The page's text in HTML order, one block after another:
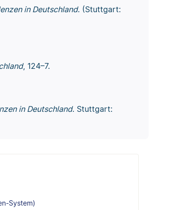
in Deutschland. (Stuttgart:
, 124–7.
in Deutschland. Stuttgart:
System)